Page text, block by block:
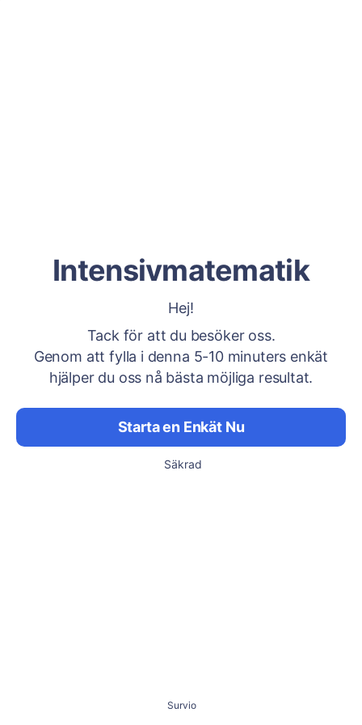
Intensivmatematik
Hej!
Tack för att du besöker oss.
Genom att fylla i denna 5-10 minuters enkät
hjälper du oss nå bästa möjliga resultat.
Starta en Enkät Nu
Säkrad
Survio